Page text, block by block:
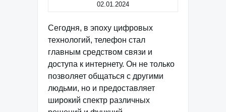
02.01.2024
Сегодня, в эпоху цифровых
технологий, телефон стал
главным средством связи и
доступа к интернету. Он не только
позволяет общаться с другими
людьми, но и предоставляет
широкий спектр различных